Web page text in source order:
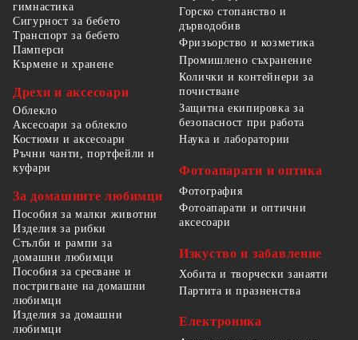
гимнастика
Сигурност за бебето
Транспорт за бебето
Памперси
Кърмене и хранене
Дрехи и аксесоари
Облекло
Аксесоари за облекло
Костюми и аксесоари
Ръчни чанти, портфейли и
куфари
За домашните любимци
Пособия за малки животни
Изделия за рибки
Стълби и рампи за
домашни любимци
Пособия за сресване и
постригване на домашни
любимци
Изделия за домашни
любимци
Горско стопанство и
дърводобив
Фризьорство и козметика
Промишлено съхранение
Колички и контейнери за
почистване
Защитна екипировка за
безопасност при работа
Наука и лаборатории
Фотоапарати и оптика
Фотография
Фотоапарати и оптични
аксесоари
Изкуство и забавление
Хобита и творчески занаяти
Партита и празненства
Електроника